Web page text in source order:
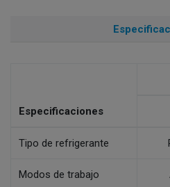
Especificaciones
Tipo de refrigerante
Modos de trabajo